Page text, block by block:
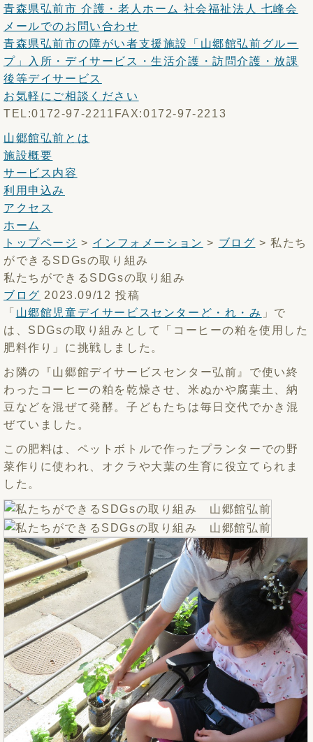
青森県弘前市 介護・老人ホーム 社会福祉法人 七峰会
メールでのお問い合わせ
青森県弘前市の障がい者支援施設「山郷館弘前グルー
プ」入所・デイサービス・生活介護・訪問介護・放課
後等デイサービス
お気軽にご相談ください
TEL:0172-97-2211 FAX:0172-97-2213
山郷館弘前とは
施設概要
サービス内容
利用申込み
アクセス
ホーム
トップページ > インフォメーション > ブログ >私たち
ができるSDGsの取り組み
私たちができるSDGsの取り組み
ブログ 2023.09/12 投稿
「 山郷館児童デイサービスセンターど・れ・み 」で
は、SDGsの取り組みとして「コーヒーの粕を使用した
肥料作り」に挑戦しました。
お隣の『山郷館デイサービスセンター弘前』で使い終
わったコーヒーの粕を乾燥させ、米ぬかや腐葉土、納
豆などを混ぜて発酵。子どもたちは毎日交代でかき混
ぜていました。
この肥料は、ペットボトルで作ったプランターでの野
菜作りに使われ、オクラや大葉の生育に役立てられま
した。